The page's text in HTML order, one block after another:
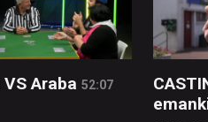
Araba 52:07